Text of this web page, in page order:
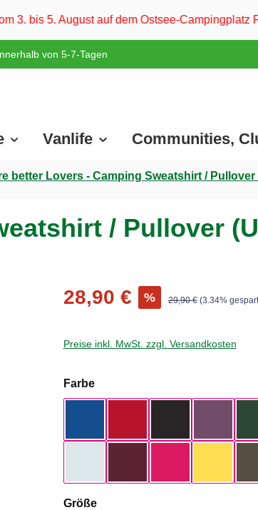
dem Ostsee-Campingplatz Familie Heide. Wir
von 5-7-Tagen
Vanlife Communities,
better Lovers - Camping Sweatshirt / Pullover
/ Pullover
28,90 € % 29,90 € (3.34%
Preise inkl. MwSt. zzgl. Versandkosten
Farbeauswählen
Größeauswählen